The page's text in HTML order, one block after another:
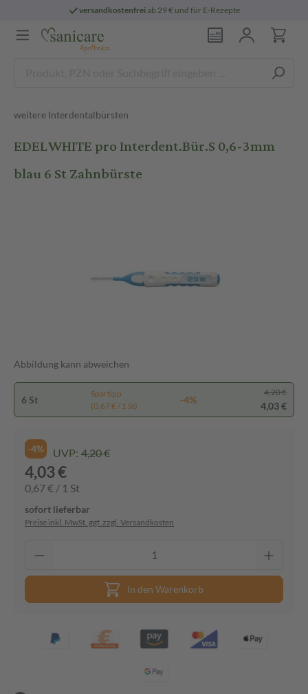
versandkostenfreiab 29 € und für E-Rezepte
weitere Interdentalbürsten
EDELWHITE pro Interdent.Bür.S 0,6-3mm
blau 6 St Zahnbürste
Abbildung kann abweichen
6 St
Spartipp
(0,67 € / 1 St)
-4%
4,20 €
4,03 €
-4% UVP: 4,20 €
4,03 €
0,67 € / 1 St
sofort lieferbar
Preise inkl. MwSt. ggf. zzgl. Versandkosten
In den Warenkorb